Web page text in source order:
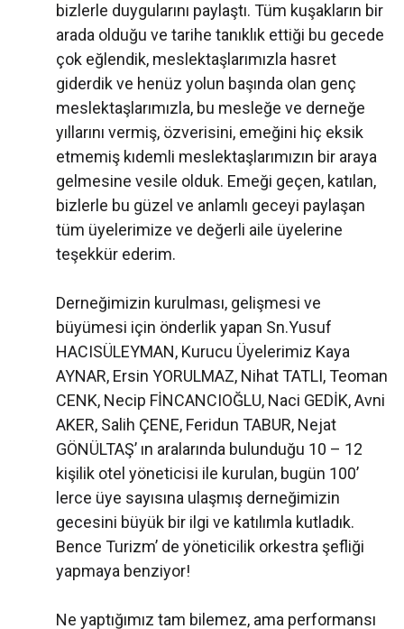
bizlerle duygularını paylaştı. Tüm kuşakların bir
arada olduğu ve tarihe tanıklık ettiği bu gecede
çok eğlendik, meslektaşlarımızla hasret
giderdik ve henüz yolun başında olan genç
meslektaşlarımızla, bu mesleğe ve derneğe
yıllarını vermiş, özverisini, emeğini hiç eksik
etmemiş kıdemli meslektaşlarımızın bir araya
gelmesine vesile olduk. Emeği geçen, katılan,
bizlerle bu güzel ve anlamlı geceyi paylaşan
tüm üyelerimize ve değerli aile üyelerine
teşekkür ederim.
Derneğimizin kurulması, gelişmesi ve
büyümesi için önderlik yapan Sn.Yusuf
HACISÜLEYMAN, Kurucu Üyelerimiz Kaya
AYNAR, Ersin YORULMAZ, Nihat TATLI, Teoman
CENK, Necip FİNCANCIOĞLU, Naci GEDİK, Avni
AKER, Salih ÇENE, Feridun TABUR, Nejat
GÖNÜLTAŞ’ ın aralarında bulunduğu 10 – 12
kişilik otel yöneticisi ile kurulan, bugün 100’
lerce üye sayısına ulaşmış derneğimizin
gecesini büyük bir ilgi ve katılımla kutladık.
Bence Turizm’ de yöneticilik orkestra şefliği
yapmaya benziyor!
Ne yaptığımız tam bilemez, ama performansı